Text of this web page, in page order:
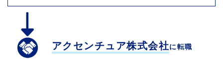
アクセンチュア株式会社に転職